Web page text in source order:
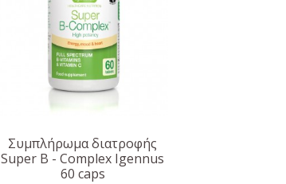
Συμπλήρωμα διατροφής
Super B - Complex Igennus
60 caps